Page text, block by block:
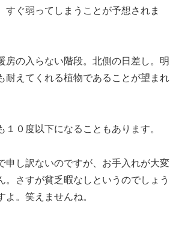
すぐ弱ってしまうことが予想されま
房の入らない階段。北側の日差し。明
耐えてくれる植物であることが望まれ
１０度以下になることもあります。
申し訳ないのですが、お手入れが大変
。さすが貧乏暇なしというのでしょう
。笑えませんね。